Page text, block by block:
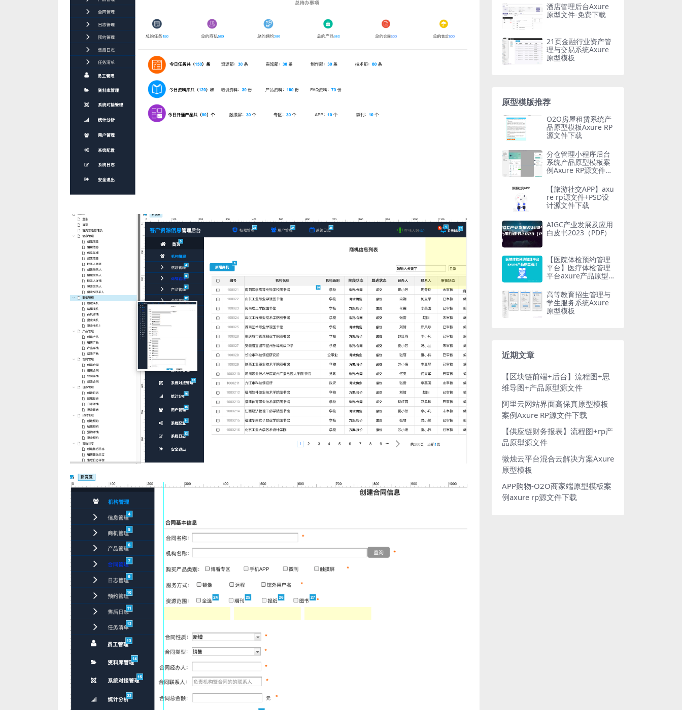
酒店管理后台Axure
原型文件-免费下载
21页金融行业资产管
理与交易系统Axure
原型模板
原型模版推荐
O2O房屋租赁系统产
品原型模板Axure RP
源文件下载
分仓管理小程序后台
系统产品原型模板案
例Axure RP源文件下
【旅游社交APP】axu
re rp源文件+PSD设
计源文件下载
AIGC产业发展及应用
白皮书2023（PDF）
【医院体检预约管理
平台】医疗体检管理
平台axure产品原型
高等教育招生管理与
学生服务系统Axure
原型模板
近期文章
【区块链前端+后台】流程图+思
维导图+产品原型源文件
阿里云网站界面高保真原型模板
案例Axure RP源文件下载
【供应链财务报表】流程图+rp产
品原型源文件
微烛云平台混合云解决方案Axure
原型模板
APP购物-O2O商家端原型模板案
例axure rp源文件下载